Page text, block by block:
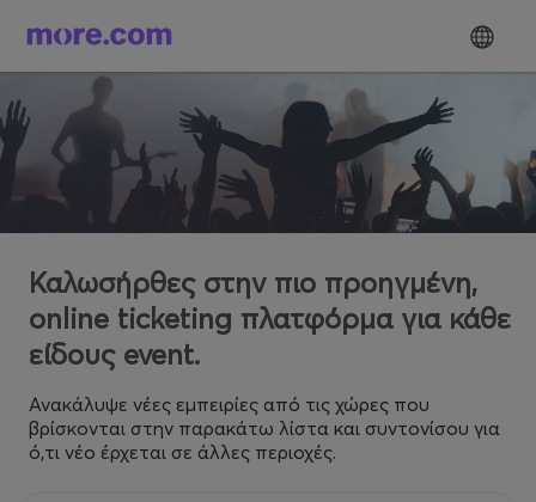
Καλωσήρθες στην πιο προηγμένη,
online ticketing πλατφόρμα για κάθε
είδους event.
Ανακάλυψε νέες εμπειρίες από τις χώρες που
βρίσκονται στην παρακάτω λίστα και συντονίσου για
ό,τι νέο έρχεται σε άλλες περιοχές.